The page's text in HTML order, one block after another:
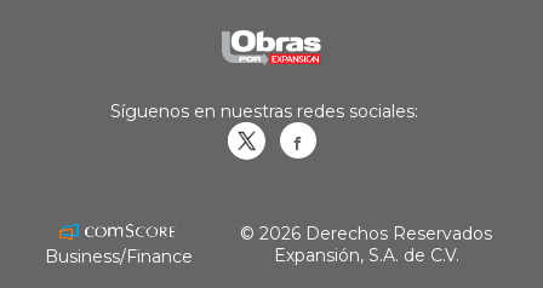
Síguenos en nuestras redes sociales:
Business/Finance
© 2026 Derechos Reservados
Expansión, S.A. de C.V.